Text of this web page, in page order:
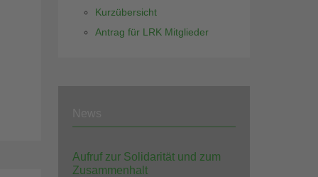
Kurzübersicht
Antrag für LRK Mitglieder
Aufruf zur Solidarität und zum
Zusammenhalt